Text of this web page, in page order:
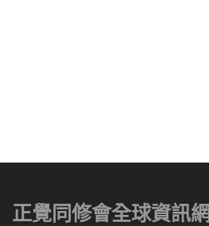
正覺同修會全球資訊網